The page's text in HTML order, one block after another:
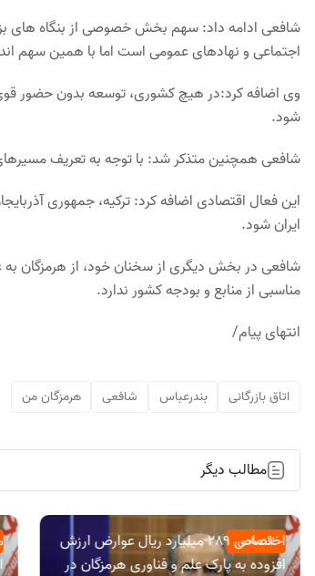
اجتماعی و نهادهای عمومی است اما با همین
وی اضافه کرد:در هیچ کشوری، توسعه بدون حضور
شود.
شافعی همچنین متذکر شد: با توجه به تعریف
این فعال اقتصادی اضافه کرد: ترکیه، جمهوری
ایران شود.
شافعی در بخش دیگری از سخنان خود، از هرمزگان به
مناسبی از منابع و بودجه کشور ندارد.
انتهای پیام/
اتاق بازرگانی بندرعباس شافعی هرمزگان من
مطالب دیگر
اقتصادی
اختصاص ۲۸۹ میلیارد ریال عوارض ارزش
افزوده به پارک علم و فناوری هرمزگان در